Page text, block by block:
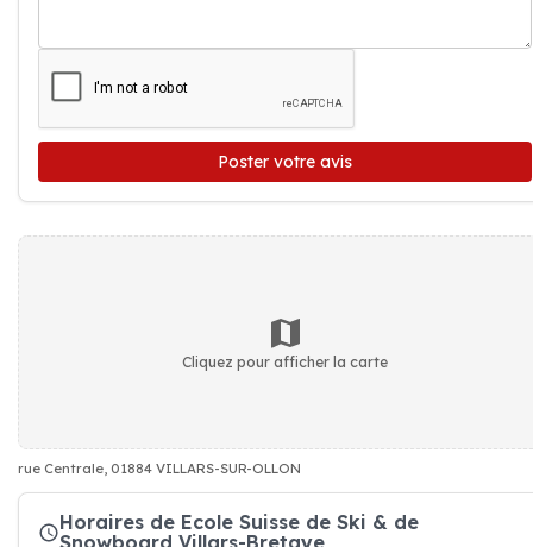
Poster votre avis
Cliquez pour afficher la carte
rue Centrale, 01884 VILLARS-SUR-OLLON
Horaires de Ecole Suisse de Ski & de
Snowboard Villars-Bretaye